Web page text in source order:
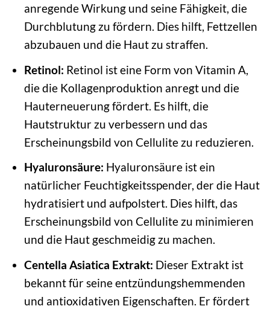
anregende Wirkung und seine Fähigkeit, die
Durchblutung zu fördern. Dies hilft, Fettzellen
abzubauen und die Haut zu straffen.
Retinol: Retinol ist eine Form von Vitamin A,
die die Kollagenproduktion anregt und die
Hauterneuerung fördert. Es hilft, die
Hautstruktur zu verbessern und das
Erscheinungsbild von Cellulite zu reduzieren.
Hyaluronsäure: Hyaluronsäure ist ein
natürlicher Feuchtigkeitsspender, der die Haut
hydratisiert und aufpolstert. Dies hilft, das
Erscheinungsbild von Cellulite zu minimieren
und die Haut geschmeidig zu machen.
Centella Asiatica Extrakt: Dieser Extrakt ist
bekannt für seine entzündungshemmenden
und antioxidativen Eigenschaften. Er fördert